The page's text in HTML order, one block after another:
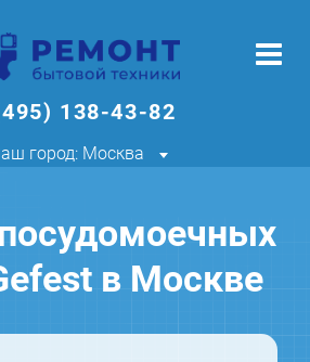
138-43-82
город: Москва
в Москве